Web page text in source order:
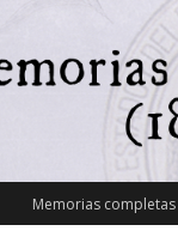
Memorias